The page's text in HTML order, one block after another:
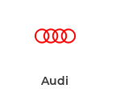
Audi